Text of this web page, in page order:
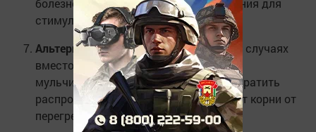
болезней. Также можно внести удобрения для
стимуляции роста новых побегов.
Альтернативные методы.В некоторых случаях
вместо обрезки можно использовать
мульчирование. Это помогает предотвратить
распространение болезней и защищает корни от
перегрева и пересыхания.